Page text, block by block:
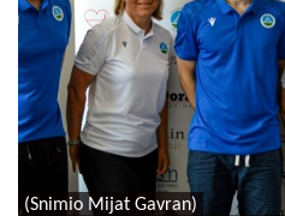
(Snimio Mijat Gavran)